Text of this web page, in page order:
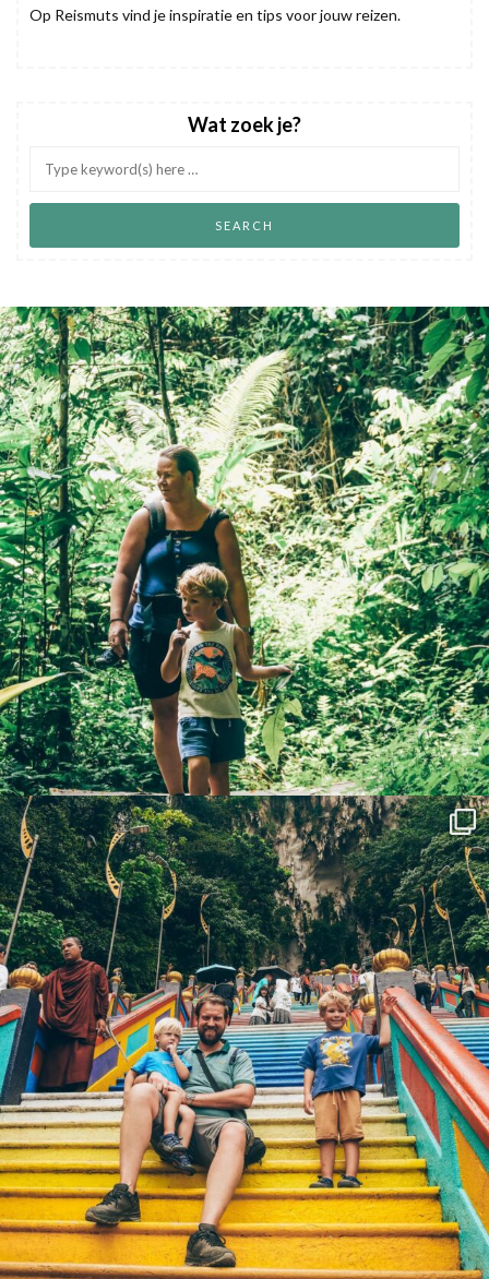
Op Reismuts vind je inspiratie en tips voor jouw reizen.
Wat zoek je?